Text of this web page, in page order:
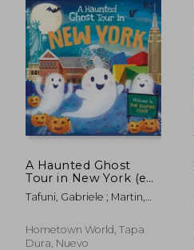
A Haunted Ghost
Tour in New York (en
Inglés)
Tafuni, Gabriele ; Martin,
Hometown World, Tapa
Dura, Nuevo